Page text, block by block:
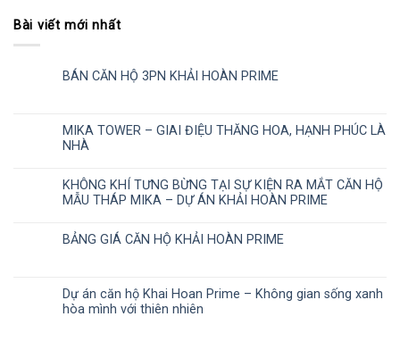
Bài viết mới nhất
BÁN CĂN HỘ 3PN KHẢI HOÀN PRIME
MIKA TOWER – GIAI ĐIỆU THĂNG HOA, HẠNH PHÚC LÀ
NHÀ
KHÔNG KHÍ TƯNG BỪNG TẠI SỰ KIỆN RA MẮT CĂN HỘ
MẪU THÁP MIKA – DỰ ÁN KHẢI HOÀN PRIME
BẢNG GIÁ CĂN HỘ KHẢI HOÀN PRIME
Dự án căn hộ Khai Hoan Prime – Không gian sống xanh
hòa mình với thiên nhiên